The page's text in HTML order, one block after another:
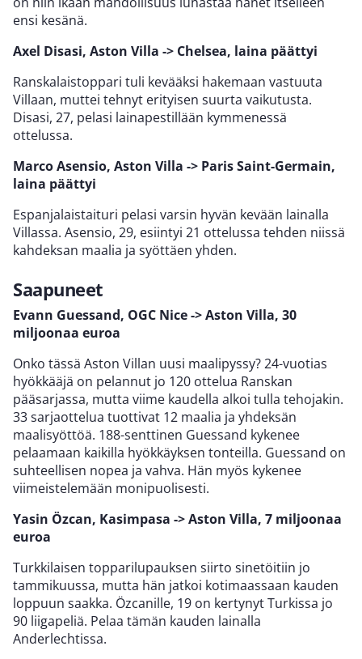
ensi kesänä.
Axel Disasi, Aston Villa -> Chelsea, laina päättyi
Ranskalaistoppari tuli kevääksi hakemaan vastuuta
Villaan, muttei tehnyt erityisen suurta vaikutusta.
Disasi, 27, pelasi lainapestillään kymmenessä
ottelussa.
Marco Asensio, Aston Villa -> Paris Saint-Germain,
laina päättyi
Espanjalaistaituri pelasi varsin hyvän kevään lainalla
Villassa. Asensio, 29, esiintyi 21 ottelussa tehden niissä
kahdeksan maalia ja syöttäen yhden.
Saapuneet
Evann Guessand, OGC Nice -> Aston Villa, 30
miljoonaa euroa
Onko tässä Aston Villan uusi maalipyssy? 24-vuotias
hyökkääjä on pelannut jo 120 ottelua Ranskan
pääsarjassa, mutta viime kaudella alkoi tulla tehojakin.
33 sarjaottelua tuottivat 12 maalia ja yhdeksän
maalisyöttöä. 188-senttinen Guessand kykenee
pelaamaan kaikilla hyökkäyksen tonteilla. Guessand on
suhteellisen nopea ja vahva. Hän myös kykenee
viimeistelemään monipuolisesti.
Yasin Özcan, Kasimpasa -> Aston Villa, 7 miljoonaa
euroa
Turkkilaisen topparilupauksen siirto sinetöitiin jo
tammikuussa, mutta hän jatkoi kotimaassaan kauden
loppuun saakka. Özcanille, 19 on kertynyt Turkissa jo
90 liigapeliä. Pelaa tämän kauden lainalla
Anderlechtissa.